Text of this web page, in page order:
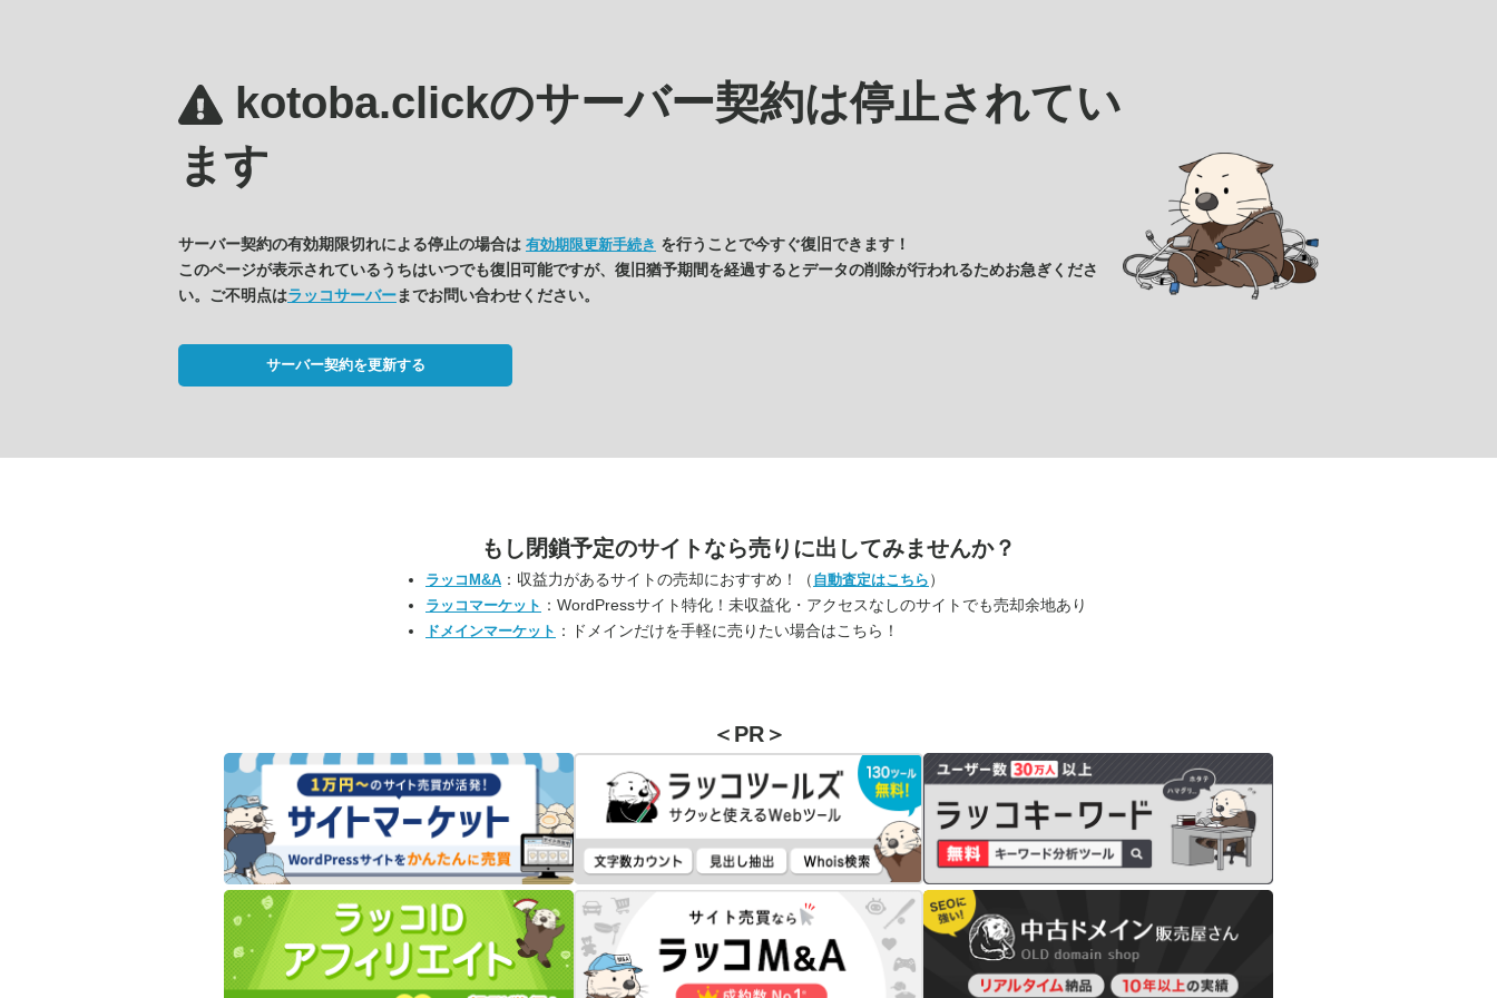
kotoba.clickのサーバー契約は停止されてい
ます
サーバー契約の有効期限切れによる停止の場合は 有効期限更新手続き を行うことで今すぐ復旧できます！
このページが表示されているうちはいつでも復旧可能ですが、復旧猶予期間を経過するとデータの削除が行われるためお急ぎくださ
い。ご不明点はラッコサーバーまでお問い合わせください。
サーバー契約を更新する
もし閉鎖予定のサイトなら売りに出してみませんか？
ラッコM&A ：収益力があるサイトの売却におすすめ！（ 自動査定はこちら ）
ラッコマーケット ：WordPressサイト特化！未収益化・アクセスなしのサイトでも売却余地あり
ドメインマーケット ：ドメインだけを手軽に売りたい場合はこちら！
＜PR＞